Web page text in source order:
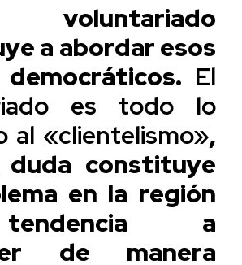
a abordar esos
El
es todo lo
al «clientelismo»,
duda constituye
en la región
a
de manera